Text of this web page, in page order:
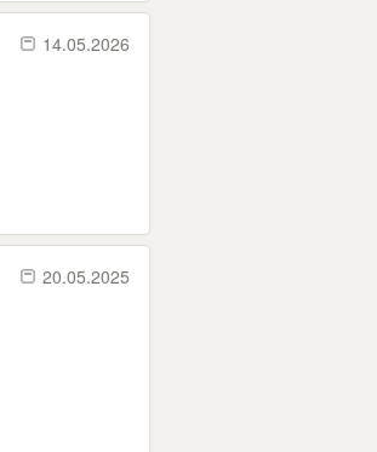
14.05.2026
20.05.2025